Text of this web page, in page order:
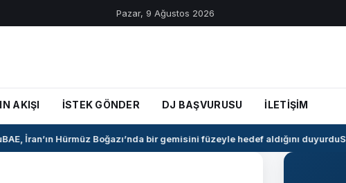
Pazar, 9 Ağustos 2026
AKIŞI İSTEK GÖNDER DJ BAŞVURUSU İLETİŞİM
İran’ın Hürmüz Boğazı’nda bir gemisini füzeyle hedef aldığını duyurdu